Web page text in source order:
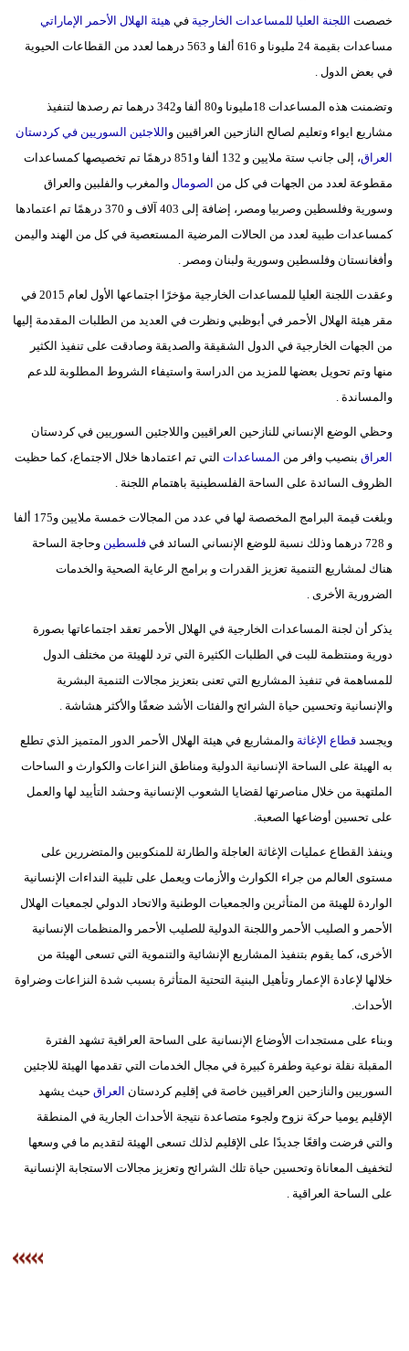
علوم
وتكنولوجيا
مدوَّنات
فيديو
خصصت اللجنة العليا للمساعدات الخارجية في هيئة الهلال الأحمر الإماراتي
مساعدات بقيمة 24 مليونا و 616 ألفا و 563 درهما لعدد من القطاعات الحيوية
في بعض الدول .
وتضمنت هذه المساعدات 18مليونا و80 ألفا و342 درهما تم رصدها لتنفيذ
مشاريع ايواء وتعليم لصالح النازحين العراقيين واللاجئين السوريين في كردستان
العراق
، إلى جانب ستة ملايين و 132 ألفا و851 درهمًا تم تخصيصها كمساعدات
مقطوعة لعدد من الجهات في كل من الصومال والمغرب والفلبين والعراق
وسورية وفلسطين وصربيا ومصر، إضافة إلى 403 آلاف و 370 درهمًا تم اعتمادها
كمساعدات طبية لعدد من الحالات المرضية المستعصية في كل من الهند واليمن
وأفغانستان وفلسطين وسورية ولبنان ومصر .
وعقدت اللجنة العليا للمساعدات الخارجية مؤخرًا اجتماعها الأول لعام 2015 في
مقر هيئة الهلال الأحمر في أبوظبي ونظرت في العديد من الطلبات المقدمة إليها
من الجهات الخارجية في الدول الشقيقة والصديقة وصادقت على تنفيذ الكثير
منها وتم تحويل بعضها للمزيد من الدراسة واستيفاء الشروط المطلوبة للدعم
والمساندة .
وحظي الوضع الإنساني للنازحين العراقيين واللاجئين السوريين في كردستان
العراق بنصيب وافر من المساعدات التي تم اعتمادها خلال الاجتماع، كما حظيت
الظروف السائدة على الساحة الفلسطينية باهتمام اللجنة .
وبلغت قيمة البرامج المخصصة لها في عدد من المجالات خمسة ملايين و175 ألفا
و 728 درهما وذلك نسبة للوضع الإنساني السائد في
فلسطين وحاجة الساحة
هناك لمشاريع التنمية تعزيز القدرات و برامج الرعاية الصحية والخدمات
الضرورية الأخرى .
يذكر أن لجنة المساعدات الخارجية في الهلال الأحمر تعقد اجتماعاتها بصورة
دورية ومنتظمة للبت في الطلبات الكثيرة التي ترد للهيئة من مختلف الدول
للمساهمة في تنفيذ المشاريع التي تعنى بتعزيز مجالات التنمية البشرية
والإنسانية وتحسين حياة الشرائح والفئات الأشد ضعفًا والأكثر هشاشة .
ويجسد قطاع الإغاثةوالمشاريع في هيئة الهلال الأحمر الدور المتميز الذي تطلع
به الهيئة على الساحة الإنسانية الدولية ومناطق النزاعات والكوارث و الساحات
الملتهبة من خلال مناصرتها لقضايا الشعوب الإنسانية وحشد التأييد لها والعمل
على تحسين أوضاعها الصعبة.
وينفذ القطاع عمليات الإغاثة العاجلة والطارئة للمنكوبين والمتضررين على
مستوى العالم من جراء الكوارث والأزمات ويعمل على تلبية النداءات الإنسانية
الواردة للهيئة من المتأثرين والجمعيات الوطنية والاتحاد الدولي لجمعيات الهلال
الأحمر و الصليب الأحمر واللجنة الدولية للصليب الأحمر والمنظمات الإنسانية
الأخرى، كما يقوم بتنفيذ المشاريع الإنشائية والتنموية التي تسعى الهيئة من
خلالها لإعادة الإعمار وتأهيل البنية التحتية المتأثرة بسبب شدة النزاعات وضراوة
الأحداث.
وبناء على مستجدات الأوضاع الإنسانية على الساحة العراقية تشهد الفترة
المقبلة نقلة نوعية وطفرة كبيرة في مجال الخدمات التي تقدمها الهيئة للاجئين
السوريين والنازحين العراقيين خاصة في إقليم كردستان العراق حيث يشهد
الإقليم يوميا حركة نزوح ولجوء متصاعدة نتيجة الأحداث الجارية في المنطقة
والتي فرضت واقعًا جديدًا على الإقليم لذلك تسعى الهيئة لتقديم ما في وسعها
لتخفيف المعاناة وتحسين حياة تلك الشرائح وتعزيز مجالات الاستجابة الإنسانية
على الساحة العراقية .